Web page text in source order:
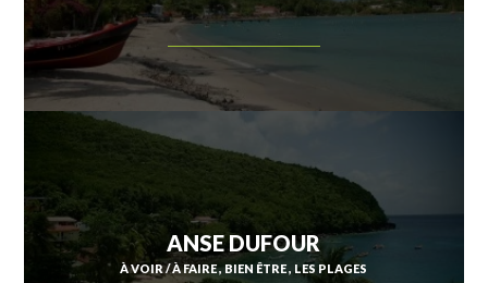
ANSE DUFOUR
À VOIR / À FAIRE BIEN ÊTRE LES PLAGES